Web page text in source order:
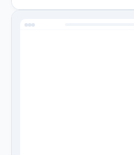
ảnh và các mẫu tùy
nghiệp một cách nhanh